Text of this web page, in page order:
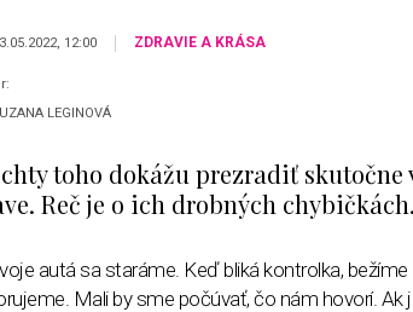
12:00 ZDRAVIE A KRÁSA
LEGINOVÁ
toho dokážu prezradiť skutočne
Reč je o ich drobných chybičkách.
autá sa staráme. Keď bliká kontrolka,
Mali by sme počúvať, čo nám hovorí. Ak